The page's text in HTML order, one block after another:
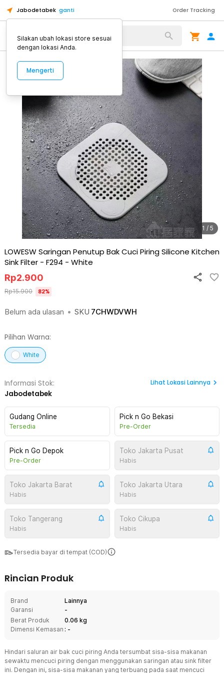
Jabodetabek ganti Order Tracking
Alat Kopi
1 / 5
LOWESW Saringan Penutup Bak Cuci Piring Silicone Kitchen
Sink Filter - F294 - White
Belum ada ulasan • SKU 7CHWDVWH
Rp2.900
Rp15.900 82%
Pilihan Warna:
White
Informasi Stok:
Jabodetabek
Lihat Lokasi Lainnya
Gudang Online
Tersedia
Pick n Go Bekasi
Pre-Order
Pick n Go Depok
Pre-Order
Toko Jakarta Pusat
Habis
Toko Jakarta Barat
Habis
Toko Jakarta Utara
Habis
Toko Tangerang
Habis
Toko Cikupa
Habis
Tersedia bayar di tempat (COD)
Rincian Produk
Brand
Lainnya
Garansi
-
Berat Produk
0.06 kg
Dimensi Kemasan : -
Hindari saluran air bak cuci piring Anda tersumbat sisa-sisa makanan
sewaktu mencuci piring dengan menggunakan saringan atau sink filter
ini. Dengan ini, sisa-sisa makanan yang terbuang pada saat mencuci
Silakan ubah lokasi store sesuai
dengan lokasi Anda.
Mengerti